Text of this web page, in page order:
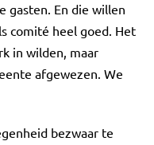
gasten. En die willen
comité heel goed. Het
in wilden, maar
afgewezen. We
bezwaar te